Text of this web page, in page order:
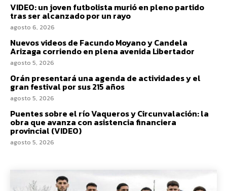
VIDEO: un joven futbolista murió en pleno partido
tras ser alcanzado por un rayo
agosto 6, 2026
Nuevos videos de Facundo Moyano y Candela
Arizaga corriendo en plena avenida Libertador
agosto 5, 2026
Orán presentará una agenda de actividades y el
gran festival por sus 215 años
agosto 5, 2026
Puentes sobre el río Vaqueros y Circunvalación: la
obra que avanza con asistencia financiera
provincial (VIDEO)
agosto 5, 2026